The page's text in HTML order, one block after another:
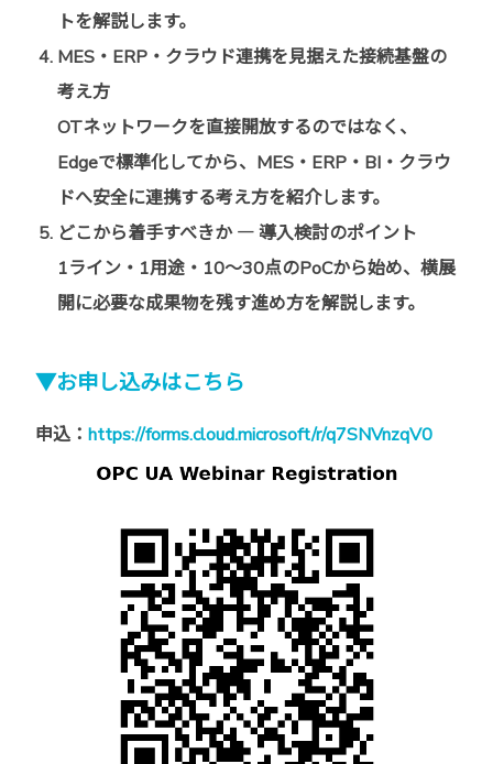
トを解説します。
MES・ERP・クラウド連携を見据えた接続基盤の
考え方
OTネットワークを直接開放するのではなく、
Edgeで標準化してから、MES・ERP・BI・クラウ
ドへ安全に連携する考え方を紹介します。
どこから着手すべきか ― 導入検討のポイント
1ライン・1用途・10〜30点のPoCから始め、横展
開に必要な成果物を残す進め方を解説します。
▼お申し込みはこちら
申込：https://forms.cloud.microsoft/r/q7SNVnzqV0